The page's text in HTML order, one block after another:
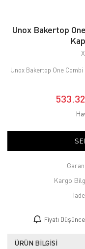
Unox Bakertop
Unox Bakertop One
Kargo
Fiyatı
ÜRÜN BILGISI